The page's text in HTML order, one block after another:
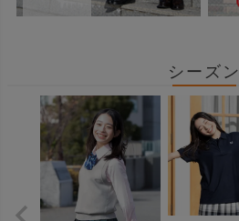
シーズン